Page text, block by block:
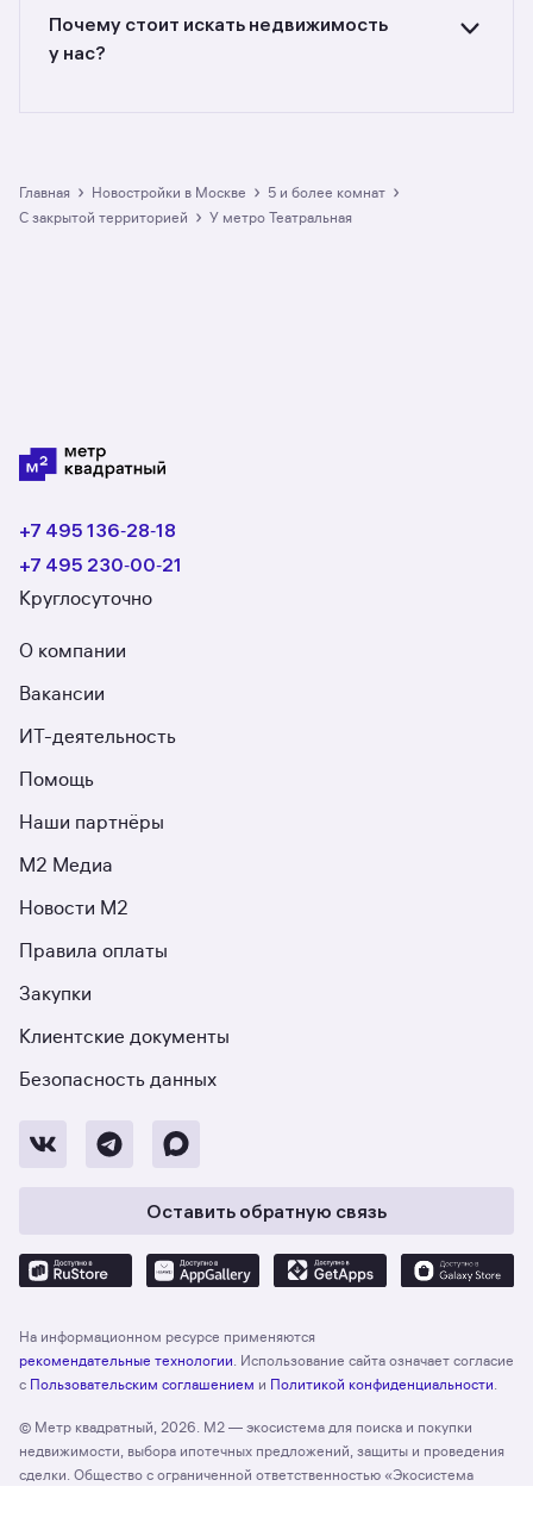
до кв. м., цена квадратного метра — от
до руб.
Почему стоит искать недвижимость
у нас?
территорией у метро Театральная в Москве:
в разделе размещено 2 ЖК. Гарантия сделки:
Главная › Новостройки в Москве › 5 и более комнат ›
с закрытой территорией › у метро Театральная
+7 495 136‑28‑18
+7 495 230‑00‑21
Круглосуточно
О компании
Вакансии
ИТ-деятельность
Помощь
Наши партнёры
М2 Медиа
Новости М2
Правила оплаты
Закупки
Клиентские документы
Безопасность данных
Оставить обратную связь
На информационном ресурсе применяются
рекомендательные технологии . Использование сайта означает согласие
с Пользовательским соглашением и Политикой конфиденциальности
© Метр квадратный, 2026. М2 — экосистема для поиска и покупки
недвижимости, выбора ипотечных предложений, защиты и проведения
сделки. Общество с ограниченной ответственностью «Экосистема